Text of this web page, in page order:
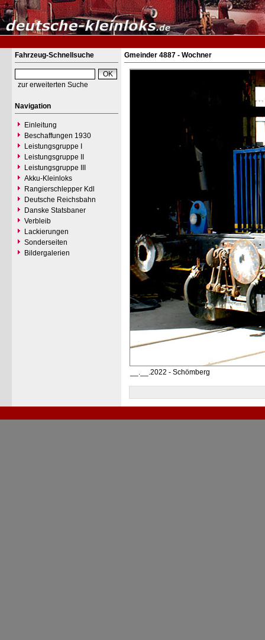
Fahrzeug-Schnellsuche
zur erweiterten Suche
Navigation
Einleitung
Beschaffungen 1930
Leistungsgruppe I
Leistungsgruppe II
Leistungsgruppe III
Akku-Kleinloks
Rangierschlepper Kdl
Deutsche Reichsbahn
Danske Statsbaner
Verbleib
Lackierungen
Sonderseiten
Bildergalerien
Gmeinder 4887 - Wochner
__.__.2022 - Schömberg